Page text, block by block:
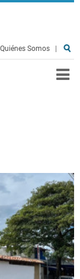
Quiénes Somos